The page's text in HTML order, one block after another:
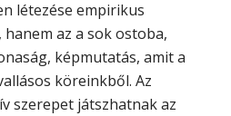
létezése empirikus
az a sok ostoba,
képmutatás, amit a
köreinkből. Az
szerepet játszhatnak az